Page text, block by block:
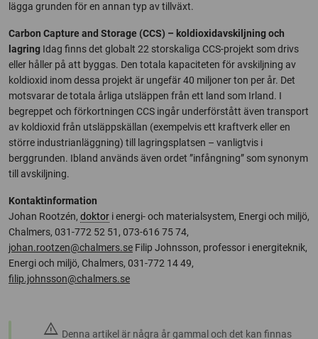
lägga grunden för en annan typ av tillväxt.
Carbon Capture and Storage (CCS) – koldioxidavskiljning och
lagring Idag finns det globalt 22 storskaliga CCS-projekt som drivs
eller håller på att byggas. Den totala kapaciteten för avskiljning av
koldioxid inom dessa projekt är ungefär 40 miljoner ton per år. Det
motsvarar de totala årliga utsläppen från ett land som Irland. I
begreppet och förkortningen CCS ingår underförstått även transport
av koldioxid från utsläppskällan (exempelvis ett kraftverk eller en
större industrianläggning) till lagringsplatsen – vanligtvis i
berggrunden. Ibland används även ordet ”infångning” som synonym
till avskiljning.
Kontaktinformation
Johan Rootzén, doktor i energi- och materialsystem, Energi och miljö,
Chalmers, 031-772 52 51, 073-616 75 74,
johan.rootzen@chalmers.se Filip Johnsson, professor i energiteknik,
Energi och miljö, Chalmers, 031-772 14 49,
filip.johnsson@chalmers.se
warning Denna artikel är några år gammal och det kan finnas